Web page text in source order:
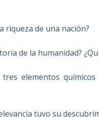
riqueza de una nación?
de la humanidad?
elementos
tuvo su